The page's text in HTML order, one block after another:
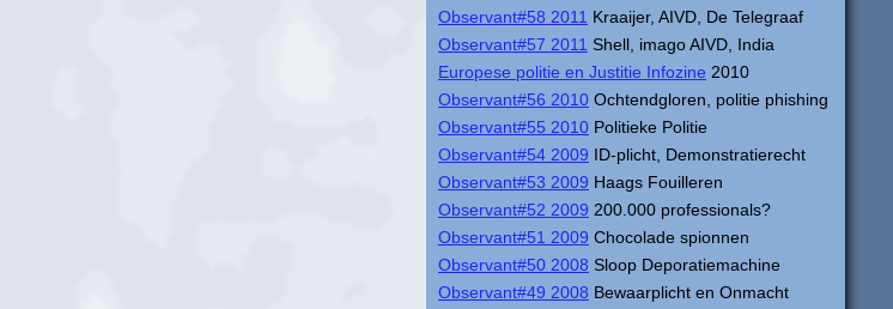
Observant#58 2011 Kraaijer, AIVD, De Telegraaf
Observant#57 2011 Shell, imago AIVD, India
Europese politie en Justitie Infozine 2010
Observant#56 2010 Ochtendgloren, politie phishing
Observant#55 2010 Politieke Politie
Observant#54 2009 ID-plicht, Demonstratierecht
Observant#53 2009 Haags Fouilleren
Observant#52 2009 200.000 professionals?
Observant#51 2009 Chocolade spionnen
Observant#50 2008 Sloop Deporatiemachine
Observant#49 2008 Bewaarplicht en Onmacht